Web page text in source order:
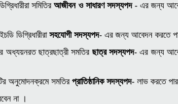
সমিতিরআজীবন ও সাধারণ সদস্যপদ- এর জন্য
ডিগ্রিধারীরা সহযোগী সদস্যপদ- এর জন্য আবেদন করতে
অধ্যয়নরত ছাত্রছাত্রী সমতির ছাত্র সদস্যপদ- এর জন্য
অনুমোদনক্রমে সমতির প্রাতিষ্ঠানিক সদস্যপদ- লাভ করতে
না ।